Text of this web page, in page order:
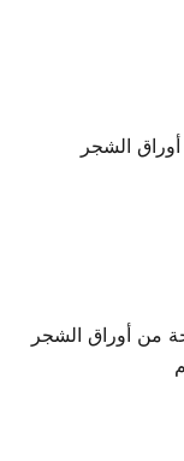
الشجر
من أوراق الشجر